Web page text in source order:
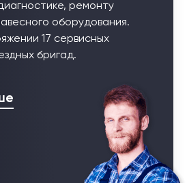
ремонту
оборудования.
17 сервисных
бригад.